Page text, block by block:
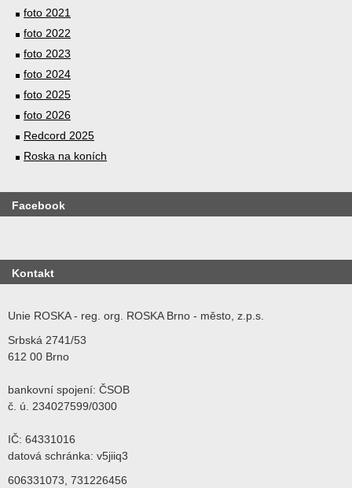
foto 2021
foto 2022
foto 2023
foto 2024
foto 2025
foto 2026
Redcord 2025
Roska na koních
Facebook
Kontakt
Unie ROSKA - reg. org. ROSKA Brno - město, z.p.s.
Srbská 2741/53
612 00 Brno
bankovní spojení: ČSOB
č. ú. 234027599/0300
IČ: 64331016
datová schránka: v5jiiq3
606331073, 731226456